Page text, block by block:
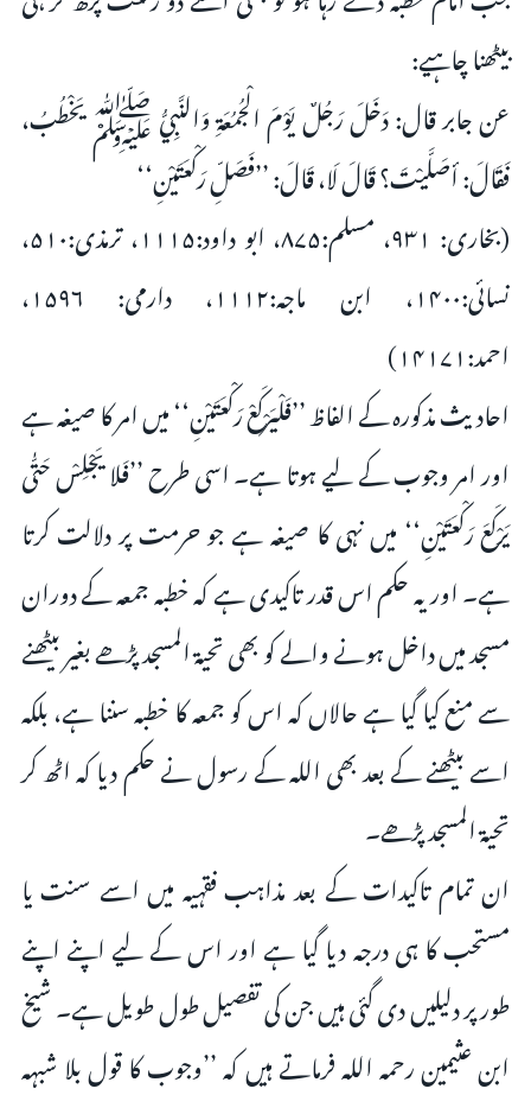
بیٹھنا چاہیے:
عن جابر قال: دَخَلَ رَجُلٌ یَوْمَ الْجُمُعَۃِ وَالنَّبِيُّ ﷺ یَخْطُبُ،
فَقَالَ: أصَلَّیْتَ؟ قَالَ لَا، قَالَ: ’’فَصَلِّ رَکْعَتَیْنِ‘‘
(بخاری: ۹۳۱، مسلم:۸۷۵، ابو داود:۱۱۱۵، ترمذی:۵۱۰،
نسائی:۱۴۰۰، ابن ماجہ:۱۱۱۲، دارمی: ۱۵۹۶،
احمد:۱۴۱۷۱)
احادیث مذکورہ کے الفاظ ’’فَلْیَرْکَعْ رَکْعَتَیْنِ‘‘ میں امر کا صیغہ ہے
اور امر وجوب کے لیے ہوتا ہے۔ اسی طرح ’’فَلا یَجْلِسْ حَتّٰی
یَرْکَعَ رَکْعَتَیْنِ‘‘ میں نہی کا صیغہ ہے جو حرمت پر دلالت کرتا
ہے۔ اور یہ حکم اس قدر تاکیدی ہے کہ خطبہ جمعہ کے دوران
مسجد میں داخل ہونے والے کو بھی تحیۃ المسجد پڑھے بغیر بیٹھنے
سے منع کیا گیا ہے حالاں کہ اس کو جمعہ کا خطبہ سننا ہے، بلکہ
اسے بیٹھنے کے بعد بھی اللہ کے رسول نے حکم دیا کہ اٹھ کر
تحیۃ المسجد پڑھے۔
ان تمام تاکیدات کے بعد مذاہب فقہیہ میں اسے سنت یا
مستحب کا ہی درجہ دیا گیا ہے اور اس کے لیے اپنے اپنے
طور پر دلیلیں دی گئی ہیں جن کی تفصیل طول طویل ہے۔ شیخ
ابن عثیمین رحمہ اللہ فرماتے ہیں کہ ’’وجوب کا قول بلا شبہہ